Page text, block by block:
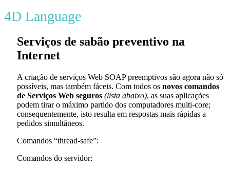
4D Language
Serviços de sabão preventivo na
Internet
A criação de serviços Web SOAP preemptivos são agora não só
possíveis, mas também fáceis. Com todos os novos comandos
de Serviços Web seguros (lista abaixo), as suas aplicações
podem tirar o máximo partido dos computadores multi-core;
consequentemente, isto resulta em respostas mais rápidas a
pedidos simultâneos.
Comandos “thread-safe”:
Comandos do servidor: